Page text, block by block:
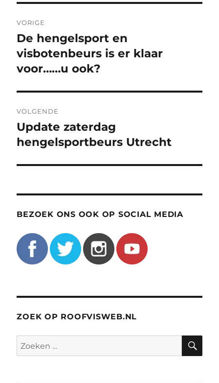
navigatie
VORIGE
Vorig
bericht:
De hengelsport en
visbotenbeurs is er klaar
voor……u ook?
VOLGENDE
Volgend
bericht:
Update zaterdag
hengelsportbeurs Utrecht
BEZOEK ONS OOK OP SOCIAL MEDIA
ZOEK OP ROOFVISWEB.NL
Zoeken
naar: